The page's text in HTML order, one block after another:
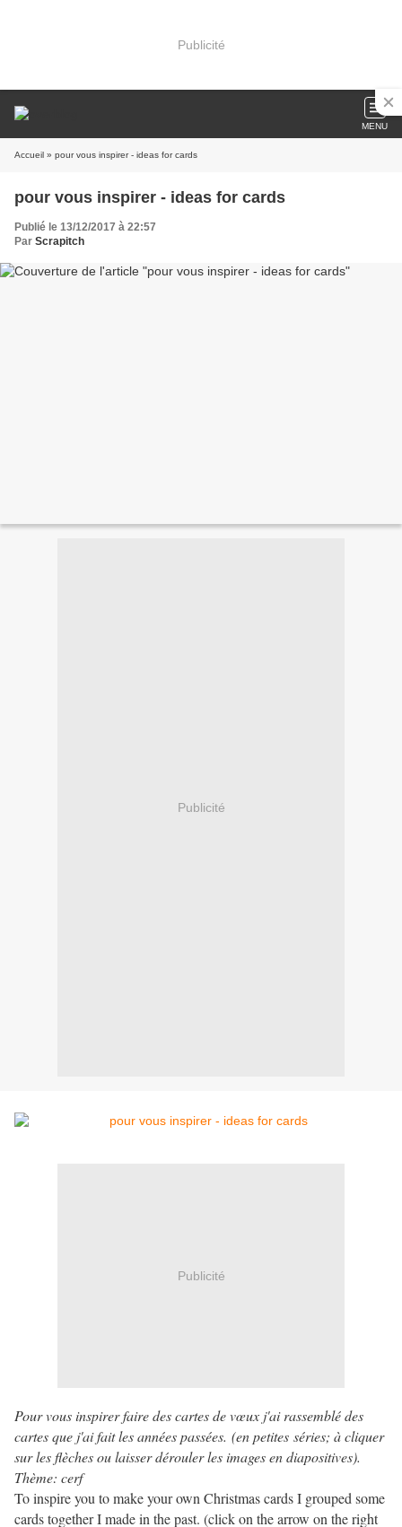
Publicité
MENU
Accueil » pour vous inspirer - ideas for cards
pour vous inspirer - ideas for cards
Publié le 13/12/2017 à 22:57
Par Scrapitch
Publicité
Publicité
Pour vous inspirer faire des cartes de vœux j'ai rassemblé des
cartes que j'ai fait les années passées. (en petites séries; à cliquer
sur les flèches ou laisser dérouler les images en diapositives).
Thème: cerf
To inspire you to make your own Christmas cards I grouped some
cards together I made in the past. (click on the arrow on the right